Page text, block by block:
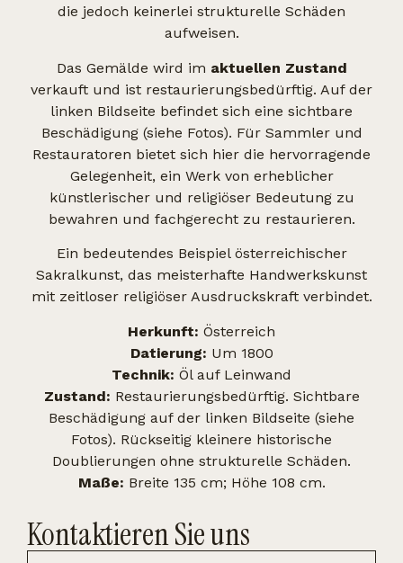
die jedoch keinerlei strukturelle Schäden
aufweisen.
Das Gemälde wird im aktuellen Zustand
verkauft und ist restaurierungsbedürftig. Auf der
linken Bildseite befindet sich eine sichtbare
Beschädigung (siehe Fotos). Für Sammler und
Restauratoren bietet sich hier die hervorragende
Gelegenheit, ein Werk von erheblicher
künstlerischer und religiöser Bedeutung zu
bewahren und fachgerecht zu restaurieren.
Ein bedeutendes Beispiel österreichischer
Sakralkunst, das meisterhafte Handwerkskunst
mit zeitloser religiöser Ausdruckskraft verbindet.
Herkunft: Österreich
Datierung: Um 1800
Technik: Öl auf Leinwand
Zustand: Restaurierungsbedürftig. Sichtbare
Beschädigung auf der linken Bildseite (siehe
Fotos). Rückseitig kleinere historische
Doublierungen ohne strukturelle Schäden.
Maße: Breite 135 cm; Höhe 108 cm.
Kontaktieren Sie uns